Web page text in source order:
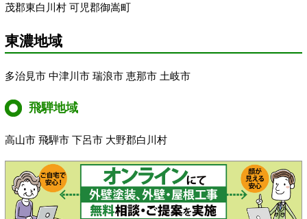
茂郡東白川村 可児郡御嵩町
東濃地域
多治見市 中津川市 瑞浪市 恵那市 土岐市
飛騨地域
高山市 飛騨市 下呂市 大野郡白川村